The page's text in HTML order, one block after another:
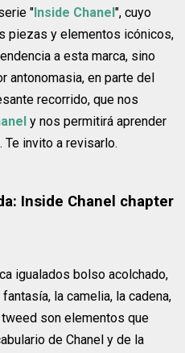
"Inside Chanel", cuyo
piezas y elementos icónicos,
a esta marca, sino
antonomasia, en parte del
recorrido, que nos
y nos permitirá aprender
. Te invito a revisarlo.
Inside Chanel chapter
igualados bolso acolchado,
la camelia, la cadena,
son elementos que
de Chanel y de la